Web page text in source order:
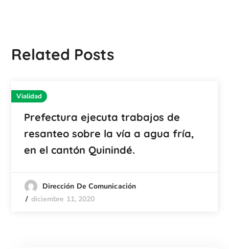
Related Posts
Vialidad
Prefectura ejecuta trabajos de
resanteo sobre la vía a agua fría,
en el cantón Quinindé.
Dirección De Comunicación
diciembre 11, 2020